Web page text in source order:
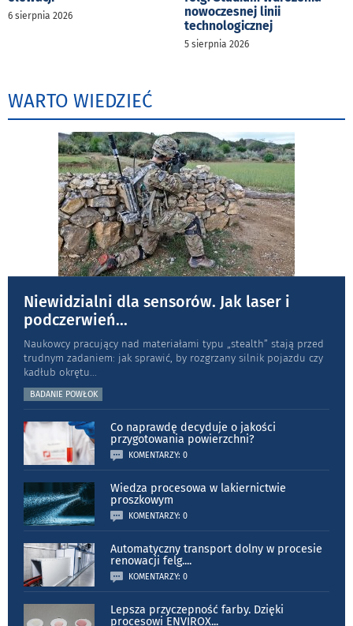
6 sierpnia 2026
nowoczesnej linii
technologicznej
5 sierpnia 2026
WARTO WIEDZIEĆ
Niewidzialni dla sensorów. Jak laser i
podczerwień...
Naukowcy pracujący nad materiałami typu „stea­lth” stają przed
trudnym zadaniem: jak sprawić, by rozgrzany silnik pojazdu czy
kadłub okrętu...
BADANIE POWŁOK
Co naprawdę decyduje o jakości
przygotowania powierzchni?
KOMENTARZY: 0
Wiedza procesowa w lakiernictwie
proszkowym
KOMENTARZY: 0
Automatyczny transport dolny w procesie
renowacji felg....
KOMENTARZY: 0
Lepsza przyczepność farby. Dzięki
procesowi ENVIROX...